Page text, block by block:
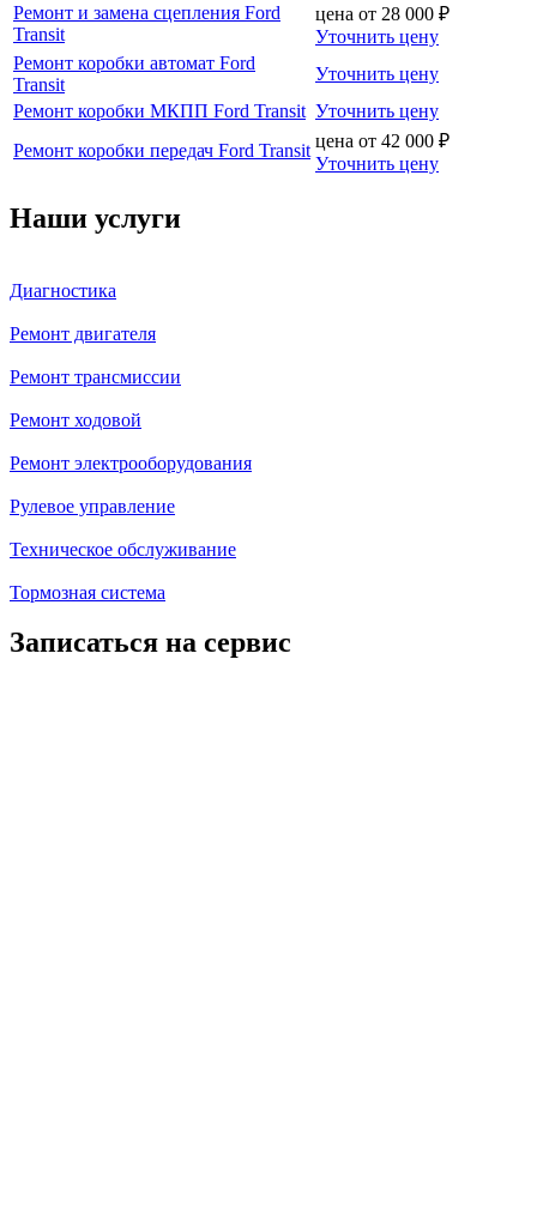
Ремонт и замена сцепления Ford
Transit
цена от 28 000 ₽
Уточнить цену
Ремонт коробки автомат Ford
Transit
Уточнить цену
Ремонт коробки МКПП Ford Transit Уточнить цену
Ремонт коробки передач Ford Transit цена от 42 000 ₽
Уточнить цену
Наши услуги
Диагностика
Ремонт двигателя
Ремонт трансмиссии
Ремонт ходовой
Ремонт электрооборудования
Рулевое управление
Техническое обслуживание
Тормозная система
Записаться на сервис